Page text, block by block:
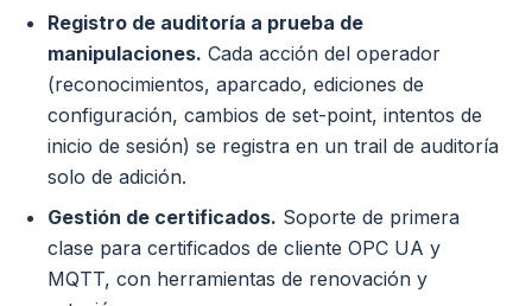
Registro de auditoría a prueba de
manipulaciones. Cada acción del operador
(reconocimientos, aparcado, ediciones de
configuración, cambios de set-point, intentos de
inicio de sesión) se registra en un trail de auditoría
solo de adición.
Gestión de certificados. Soporte de primera
clase para certificados de cliente OPC UA y
MQTT, con herramientas de renovación y